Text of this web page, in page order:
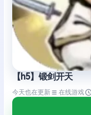
【h5】锻剑开天
今天也在更新 在线游戏